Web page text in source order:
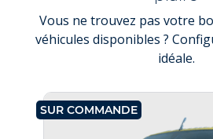
Vous ne trouvez pas votre
véhicules disponibles ?
idéale.
SUR COMMANDE